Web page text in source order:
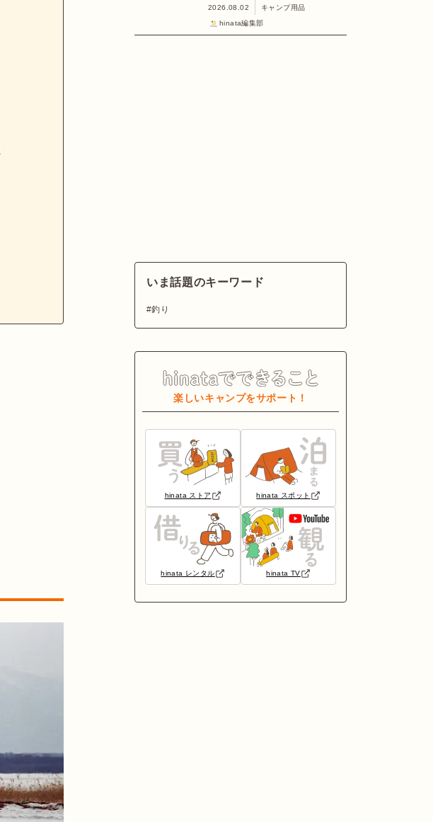
2026.08.02
キャンプ用品
hinata編集部
いま話題のキーワード
釣り
楽しいキャンプをサポート！
hinata ストア hinata スポット
hinata レンタル hinata TV